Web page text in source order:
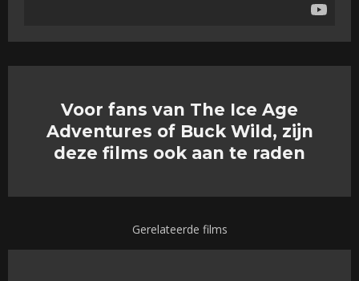
Voor fans van The Ice Age
Adventures of Buck Wild, zijn
deze films ook aan te raden
Gerelateerde films